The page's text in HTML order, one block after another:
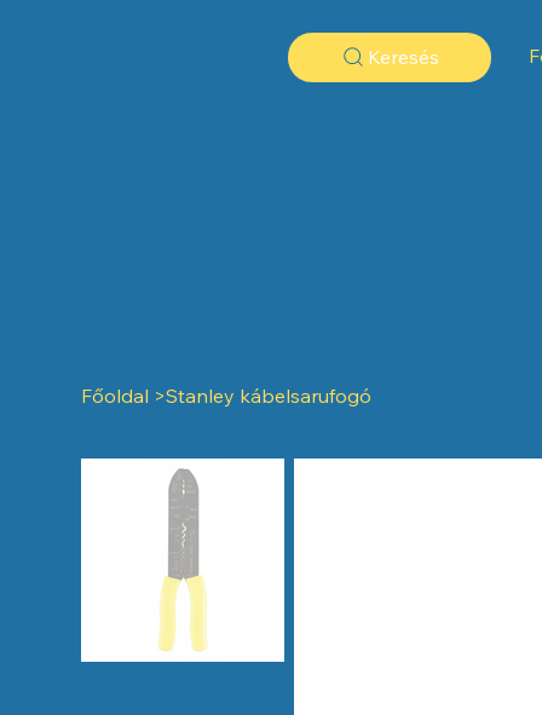
Keresés
Főoldal >Stanley kábelsarufogó